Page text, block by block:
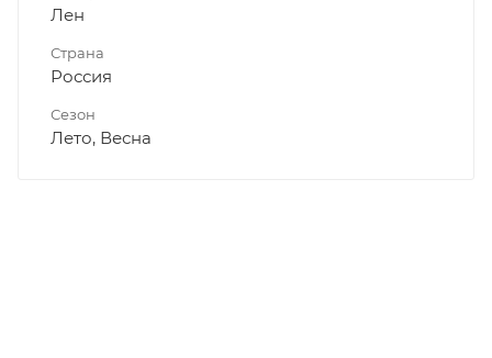
Лен
Страна
Россия
Сезон
Лето, Весна